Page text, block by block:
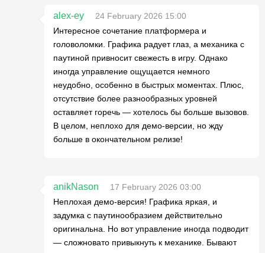
alex-ey
24 February 2026 15:00
Интересное сочетание платформера и
головоломки. Графика радует глаз, а механика с
паутиной привносит свежесть в игру. Однако
иногда управление ощущается немного
неудобно, особенно в быстрых моментах. Плюс,
отсутствие более разнообразных уровней
оставляет горечь — хотелось бы больше вызовов.
В целом, неплохо для демо-версии, но жду
больше в окончательном релизе!
anikNason
17 February 2026 03:00
Неплохая демо-версия! Графика яркая, и
задумка с паутинообразием действительно
оригинальна. Но вот управление иногда подводит
— сложновато привыкнуть к механике. Бывают